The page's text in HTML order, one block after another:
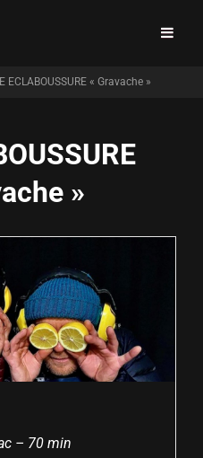
ECLABOUSSURE « Gravache »
»
– 70 min